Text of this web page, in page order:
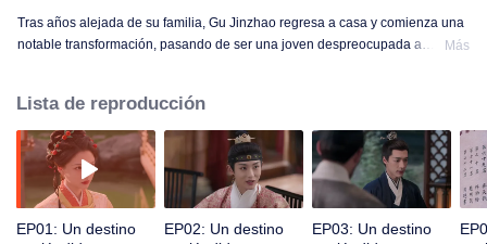
Tras años alejada de su familia, Gu Jinzhao regresa a casa y comienza una
notable transformación, pasando de ser una joven despreocupada a
firmemente a sus propias convicciones sobre el amor. Pero cuando varios
hombres entran en su vida, cada uno ofreciéndole un futuro diferente, ¿a
quién elegirá Gu Jinzhao?
Más
Lista de reproducción
EP01: Un destino
EP02: Un destino
EP03: Un destino